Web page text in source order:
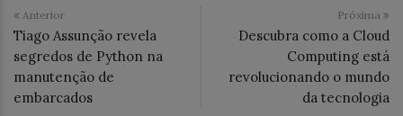
Anterior
Tiago Assunção revela
segredos de Python na
manutenção de
embarcados
Próxima
Descubra como a Cloud
Computing está
revolucionando o mundo
da tecnologia